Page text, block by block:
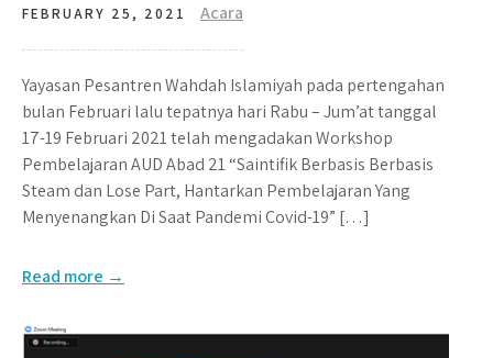
FEBRUARY 25, 2021 Acara
Yayasan Pesantren Wahdah Islamiyah pada pertengahan
bulan Februari lalu tepatnya hari Rabu – Jum’at tanggal
17-19 Februari 2021 telah mengadakan Workshop
Pembelajaran AUD Abad 21 “Saintifik Berbasis Berbasis
Steam dan Lose Part, Hantarkan Pembelajaran Yang
Menyenangkan Di Saat Pandemi Covid-19” […]
Read more →